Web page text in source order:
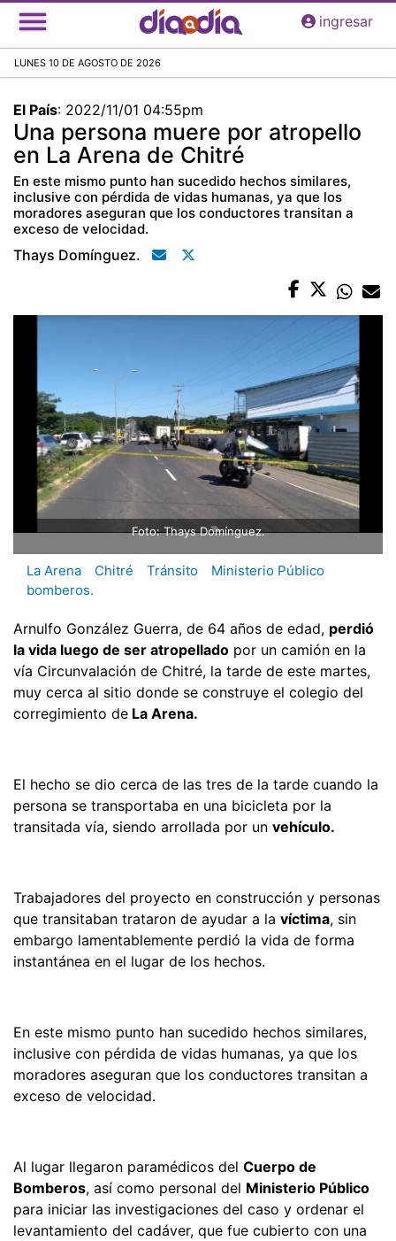
Pasar
al
principal
ingresar
LUNES 10 DE AGOSTO DE 2026
El País: 2022/11/01 04:55pm
Una persona muere por atropello
en La Arena de Chitré
En este mismo punto han sucedido hechos similares,
inclusive con pérdida de vidas humanas, ya que los
moradores aseguran que los conductores transitan a
exceso de velocidad.
Thays Domínguez.
Foto: Thays Domínguez.
La Arena Chitré Tránsito
Ministerio Público
bomberos.
Arnulfo González Guerra, de 64 años de edad, perdió
la vida luego de ser atropellado por un camión en la
vía Circunvalación de Chitré, la tarde de este martes,
muy cerca al sitio donde se construye el colegio del
corregimiento de La Arena.
El hecho se dio cerca de las tres de la tarde cuando la
persona se transportaba en una bicicleta por la
transitada vía, siendo arrollada por un vehículo.
Trabajadores del proyecto en construcción y personas
que transitaban trataron de ayudar a la víctima, sin
embargo lamentablemente perdió la vida de forma
instantánea en el lugar de los hechos.
En este mismo punto han sucedido hechos similares,
inclusive con pérdida de vidas humanas, ya que los
moradores aseguran que los conductores transitan a
exceso de velocidad.
Al lugar llegaron paramédicos del Cuerpo de
Bomberos, así como personal del Ministerio Público
para iniciar las investigaciones del caso y ordenar el
levantamiento del cadáver, que fue cubierto con una